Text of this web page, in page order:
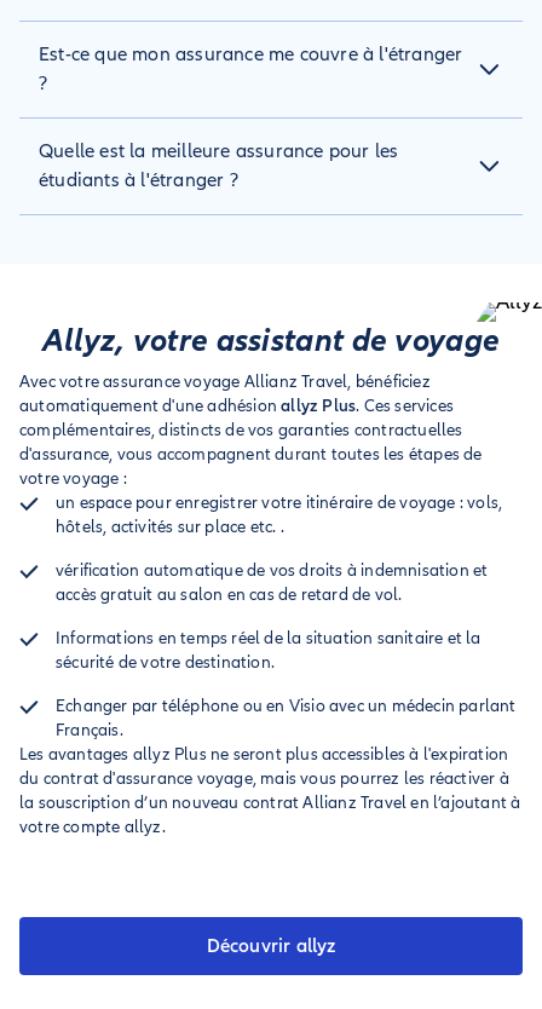
pour étudiant à l’étranger afin d’identifier les garanties dont
vous avez besoin pour être bien protégé :
une assistance rapatriement
Est-ce que mon assurance me couvre à l'étranger
?
habitation... vérifiez les conditions générales de vos contrats
pour s'assurer de votre couverture lors d'un séjour à
Quelle est la meilleure assurance pour les
étudiants à l'étranger ?
celle qui vous protège le mieux selon la durée de votre séjour
Allyz, votre assistant de voyage
Avec votre assurance voyage Allianz Travel, bénéficiez
automatiquement d'une adhésionallyz Plus. Ces services
complémentaires, distincts de vos garanties contractuelles
d'assurance, vous accompagnent durant toutes les étapes de
votre voyage :
un espace pour enregistrer votre itinéraire de voyage : vols,
hôtels, activités sur place etc. .
vérification automatique de vos droits à indemnisation et
accès gratuit au salon en cas de retard de vol.
Informations en temps réel de la situation sanitaire et la
sécurité de votre destination.
Echanger par téléphone ou en Visio avec un médecin parlant
Français.
Les avantages allyz Plus ne seront plus accessibles à l'expiration
du contrat d'assurance voyage, mais vous pourrez les réactiver à
la souscription d’un nouveau contrat Allianz Travel en l’ajoutant à
votre compte allyz.
Découvrir allyz